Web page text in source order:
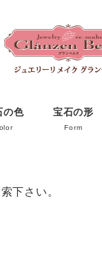
の色 宝石の形
Form
下さい。